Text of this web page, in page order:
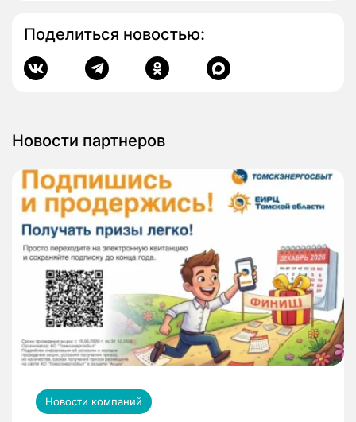
Поделиться новостью:
Новости партнеров
Новости компаний